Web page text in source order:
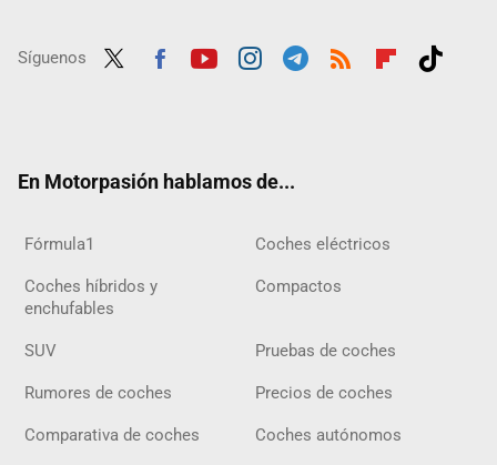
Síguenos
En Motorpasión hablamos de...
Fórmula1 Coches eléctricos
Coches híbridos y
enchufables
Compactos
SUV Pruebas de coches
Rumores de coches Precios de coches
Comparativa de coches Coches autónomos